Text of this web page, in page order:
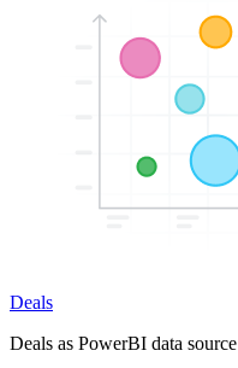
Deals
Deals as PowerBI data source